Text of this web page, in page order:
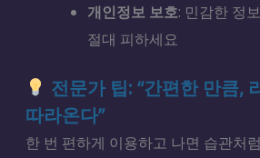
개인정보 보호: 민감한 정
절대 피하세요
전문가 팁: “간편한 만큼,
따라온다”
한 번 편하게 이용하고 나면 습관처